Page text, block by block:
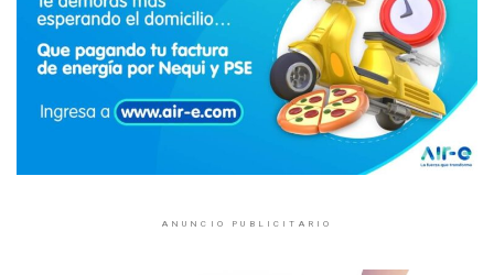
ANUNCIO PUBLICITARIO